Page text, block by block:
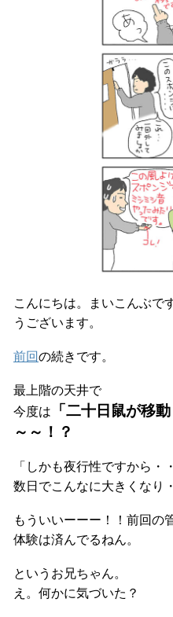
こんにちは。まいこんぶで
うございます。
前回の続きです。
最上階の天井で
今度は 「二十日鼠が移
～～！？
「しかも夜行性ですから・
数日でこんなに大きくなり
もういいーーー！！前回の
体験は済んでるねん。
というお兄ちゃん。
え。何かに気づいた？